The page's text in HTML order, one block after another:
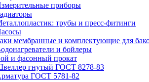
приборы
трубы и пресс-фитинги
мембранные и комплектующие для
и бойлеры
и фасонный прокат
гнутый ГОСТ 8278-83
ГОСТ 5781-82